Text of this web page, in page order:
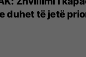
duhet të jetë